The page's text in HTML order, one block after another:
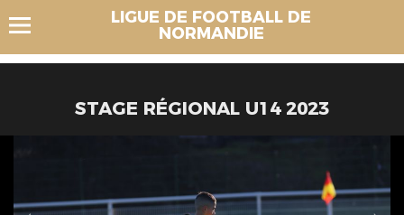
LIGUE DE FOOTBALL DE
NORMANDIE
STAGE RÉGIONAL U14 2023